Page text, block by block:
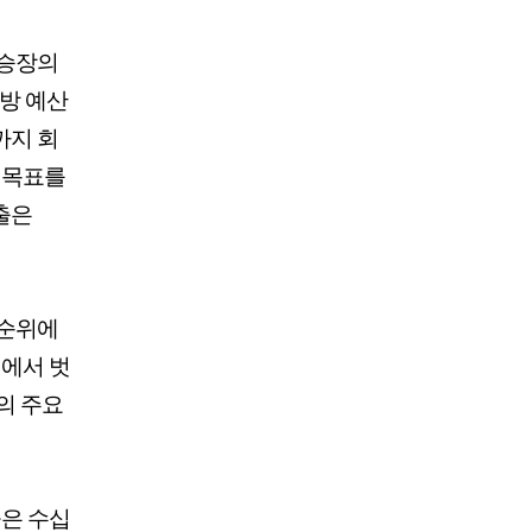
장의
예산
지 회
표를
은
위에
서 벗
주요
수십